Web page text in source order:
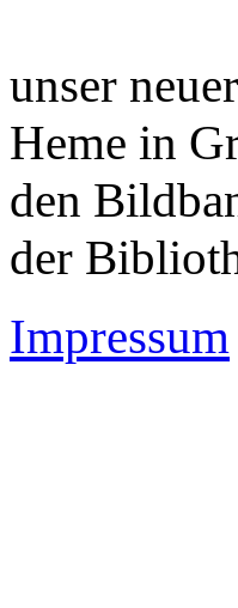
unser
Heme in
den
der
Impressum